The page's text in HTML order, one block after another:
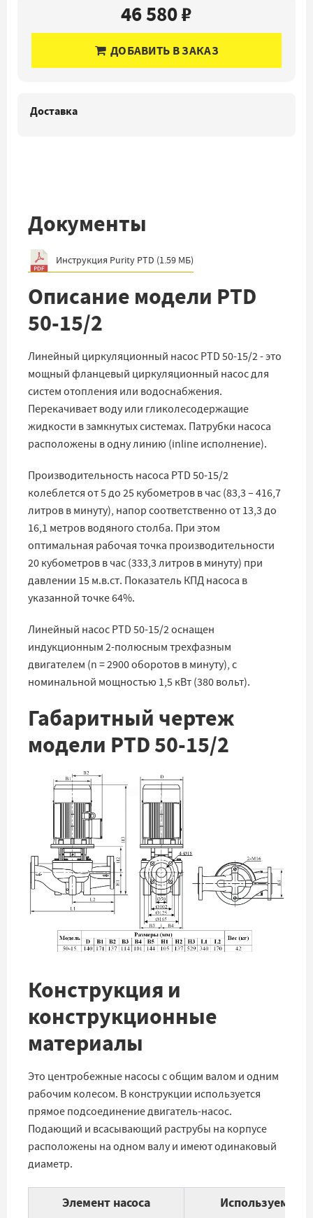
46 580 ₽
ДОБАВИТЬ В ЗАКАЗ
Доставка
Документы
Инструкция Purity PTD (1.59 МБ)
Описание модели PTD
50-15/2
Линейный циркуляционный насос PTD 50-15/2 - это
мощный фланцевый циркуляционный насос для
систем отопления или водоснабжения.
Перекачивает воду или гликолесодержащие
жидкости в замкнутых системах. Патрубки насоса
расположены в одну линию (inline исполнение).
Производительность насоса PTD 50-15/2
колеблется от 5 до 25 кубометров в час (83,3 – 416,7
литров в минуту), напор соответственно от 13,3 до
16,1 метров водяного столба. При этом
оптимальная рабочая точка производительности
20 кубометров в час (333,3 литров в минуту) при
давлении 15 м.в.ст. Показатель КПД насоса в
указанной точке 64%.
Линейный насос PTD 50-15/2 оснащен
индукционным 2-полюсным трехфазным
двигателем (n = 2900 оборотов в минуту), с
номинальной мощностью 1,5 кВт (380 вольт).
Габаритный чертеж
модели PTD 50-15/2
Конструкция и
конструкционные
материалы
Это центробежные насосы с общим валом и одним
рабочим колесом. В конструкции используется
прямое подсоединение двигатель-насос.
Подающий и всасывающий раструбы на корпусе
расположены на одном валу и имеют одинаковый
диаметр.
Элемент насоса
Используемые